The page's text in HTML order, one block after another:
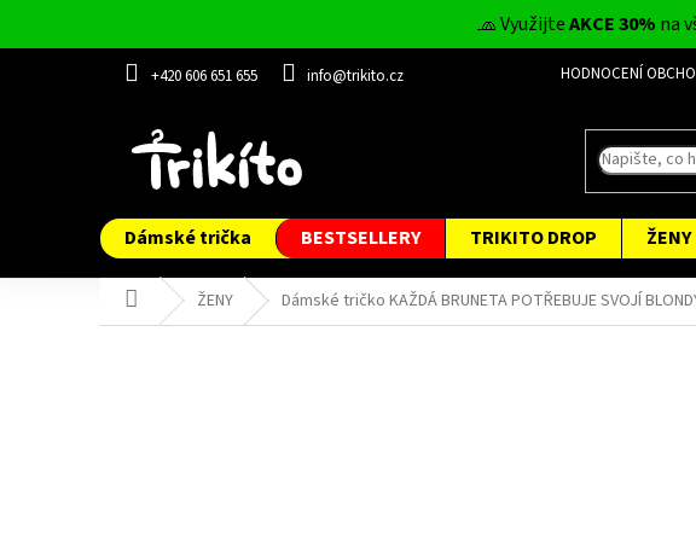
obsah
🧢 VyužijteAKCE 30% na
+420 606 651 655 info@trikito.cz HODNOCENÍ
Dámské trička BESTSELLERY TRIKITO DROP ŽENY
Domů ŽENY Dámské tričko KAŽDÁ BRUNETA POTŘEBUJE SVOJÍ